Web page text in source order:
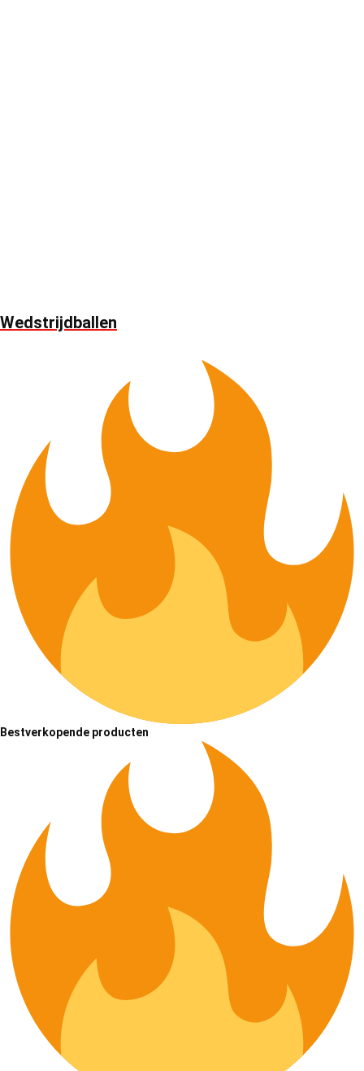
Wedstrijdballen
Bestverkopende producten